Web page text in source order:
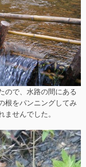
ので、水路の間にある
根をパンニングしてみ
ませんでした。